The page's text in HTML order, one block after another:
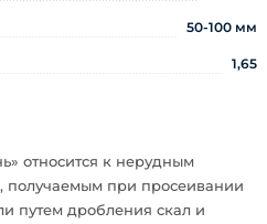
50-100 мм
1,65
относится к нерудным
получаемым при просеивании
путем дробления скал и